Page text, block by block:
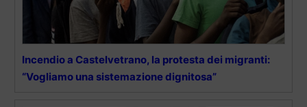
Incendio a Castelvetrano, la protesta dei migranti:
“Vogliamo una sistemazione dignitosa”